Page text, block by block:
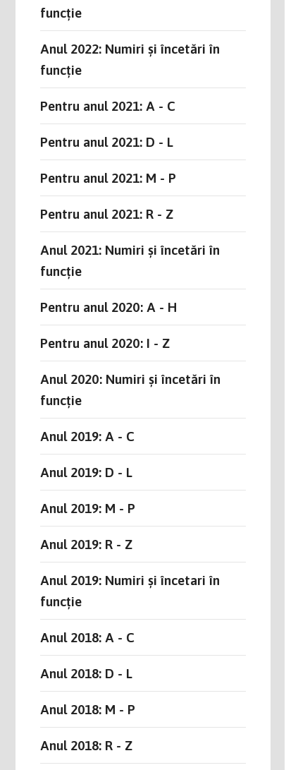
funcție
Anul 2022: Numiri și încetări în
funcție
Pentru anul 2021: A - C
Pentru anul 2021: D - L
Pentru anul 2021: M - P
Pentru anul 2021: R - Z
Anul 2021: Numiri și încetări în
funcție
Pentru anul 2020: A - H
Pentru anul 2020: I - Z
Anul 2020: Numiri și încetări în
funcție
Anul 2019: A - C
Anul 2019: D - L
Anul 2019: M - P
Anul 2019: R - Z
Anul 2019: Numiri și încetari în
funcție
Anul 2018: A - C
Anul 2018: D - L
Anul 2018: M - P
Anul 2018: R - Z